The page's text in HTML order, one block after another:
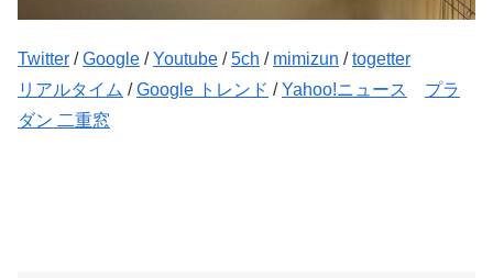
Twitter /Google /Youtube /5ch / mimizun /togetter
リアルタイム /Google トレンド /Yahoo!ニュース
プラ
ダン 二重窓